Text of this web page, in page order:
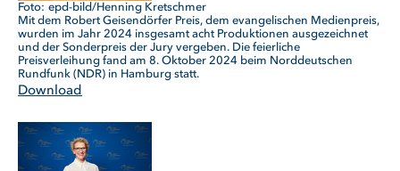
epd-bild/Henning Kretschmer
Mit dem Robert Geisendörfer Preis, dem evangelischen Medienpreis,
wurden im Jahr 2024 insgesamt acht Produktionen ausgezeichnet
und der Sonderpreis der Jury vergeben. Die feierliche
Preisverleihung fand am 8. Oktober 2024 beim Norddeutschen
Rundfunk (NDR) in Hamburg statt.
Download